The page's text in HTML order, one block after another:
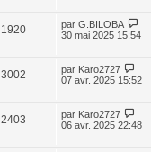
1920 par G.BILOBA
30 mai 2025 15:54
3002 par Karo2727
07 avr. 2025 15:52
2403 par Karo2727
06 avr. 2025 22:48